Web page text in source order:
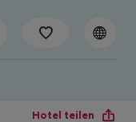
Hotel teilen